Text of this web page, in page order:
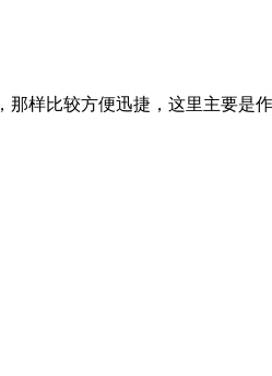
样比较方便迅捷，这里主要是